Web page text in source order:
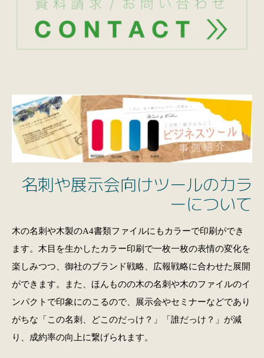
名刺や展示会向けツールのカラ
ーについて
木の名刺や木製のA4書類ファイルにもカラーで印刷ができ
ます。木目を生かしたカラー印刷で一枚一枚の表情の変化を
楽しみつつ、御社のブランド戦略、広報戦略に合わせた展開
ができます。また、ほんものの木の名刺や木のファイルのイ
ンパクトで印象にのこるので、展示会やセミナーなどであり
がちな「この名刺、どこのだっけ？」「誰だっけ？」が減
り、成約率の向上に繋げられます。